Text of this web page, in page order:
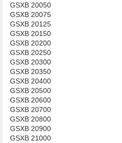
GSXB 20050
GSXB 20075
GSXB 20125
GSXB 20150
GSXB 20200
GSXB 20250
GSXB 20300
GSXB 20350
GSXB 20400
GSXB 20500
GSXB 20600
GSXB 20700
GSXB 20800
GSXB 20900
GSXB 21000